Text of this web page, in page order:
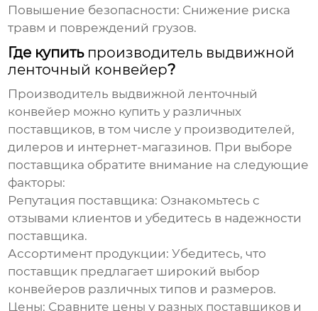
Повышение безопасности: Снижение риска
травм и повреждений грузов.
Где купить производитель выдвижной
ленточный конвейер?
Производитель выдвижной ленточный
конвейер можно купить у различных
поставщиков, в том числе у производителей,
дилеров и интернет-магазинов. При выборе
поставщика обратите внимание на следующие
факторы:
Репутация поставщика: Ознакомьтесь с
отзывами клиентов и убедитесь в надежности
поставщика.
Ассортимент продукции: Убедитесь, что
поставщик предлагает широкий выбор
конвейеров различных типов и размеров.
Цены: Сравните цены у разных поставщиков и